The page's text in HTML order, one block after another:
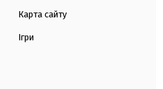
Карта сайту
Ігри